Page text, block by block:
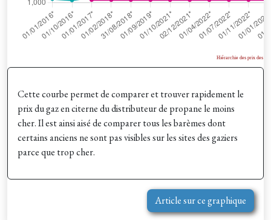
Cette courbe permet de comparer et trouver rapidement le
prix du gaz en citerne du distributeur de propane le moins
cher. Il est ainsi aisé de comparer tous les barèmes dont
certains anciens ne sont pas visibles sur les sites des gaziers
parce que trop cher.
Article sur ce graphique